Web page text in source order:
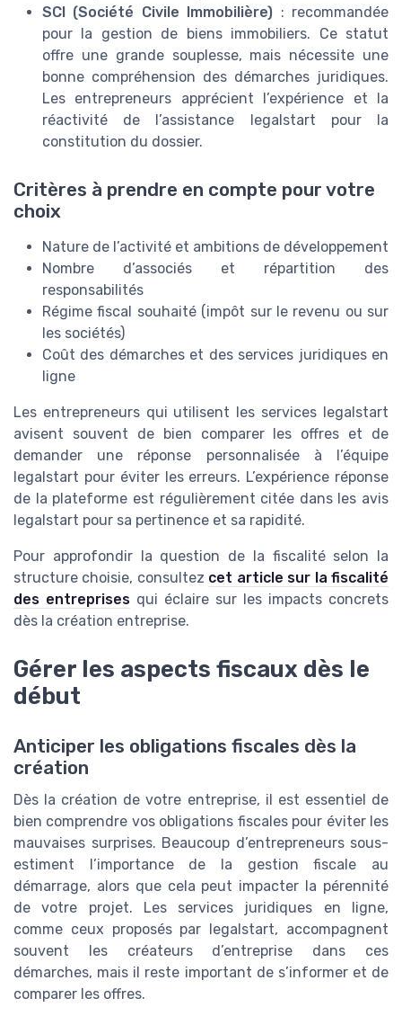
SCI (Société Civile Immobilière) : recommandée
pour la gestion de biens immobiliers. Ce statut
offre une grande souplesse, mais nécessite une
bonne compréhension des démarches juridiques.
Les entrepreneurs apprécient l’expérience et la
réactivité de l’assistance legalstart pour la
constitution du dossier.
Critères à prendre en compte pour votre
choix
Nature de l’activité et ambitions de développement
Nombre d’associés et répartition des
responsabilités
Régime fiscal souhaité (impôt sur le revenu ou sur
les sociétés)
Coût des démarches et des services juridiques en
ligne
Les entrepreneurs qui utilisent les services legalstart
avisent souvent de bien comparer les offres et de
demander une réponse personnalisée à l’équipe
legalstart pour éviter les erreurs. L’expérience réponse
de la plateforme est régulièrement citée dans les avis
legalstart pour sa pertinence et sa rapidité.
Pour approfondir la question de la fiscalité selon la
structure choisie, consultez cet article sur la fiscalité
des entreprises qui éclaire sur les impacts concrets
dès la création entreprise.
Gérer les aspects fiscaux dès le
début
Anticiper les obligations fiscales dès la
création
Dès la création de votre entreprise, il est essentiel de
bien comprendre vos obligations fiscales pour éviter les
mauvaises surprises. Beaucoup d’entrepreneurs sous-
estiment l’importance de la gestion fiscale au
démarrage, alors que cela peut impacter la pérennité
de votre projet. Les services juridiques en ligne,
comme ceux proposés par legalstart, accompagnent
souvent les créateurs d’entreprise dans ces
démarches, mais il reste important de s’informer et de
comparer les offres.